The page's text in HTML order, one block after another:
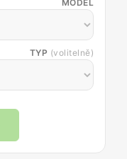
MODEL
TYP (volitelně)